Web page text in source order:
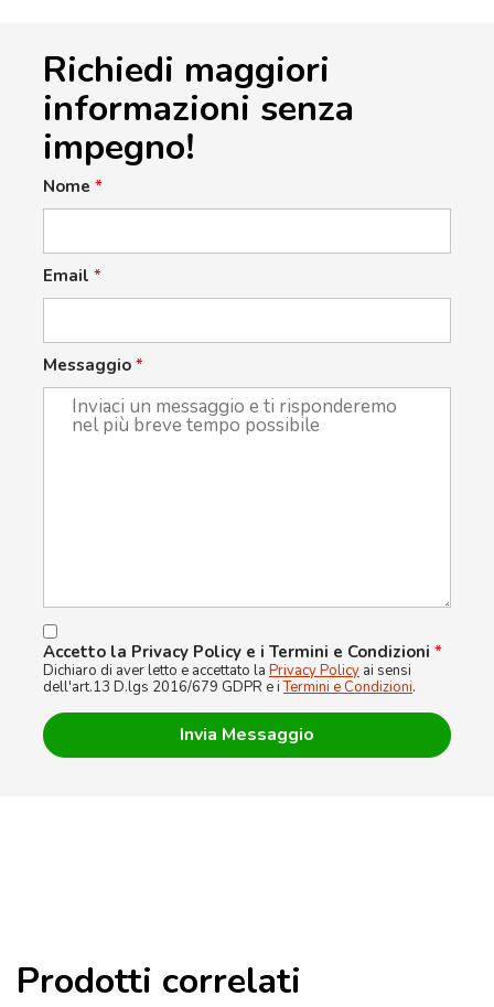
Richiedi maggiori
informazioni senza
impegno!
Nome *
Email *
Messaggio *
Accetto la Privacy Policy e i Termini e Condizioni *
Dichiaro di aver letto e accettato la Privacy Policy ai sensi
dell'art.13 D.lgs 2016/679 GDPR e iTermini e Condizioni.
Prodotti correlati